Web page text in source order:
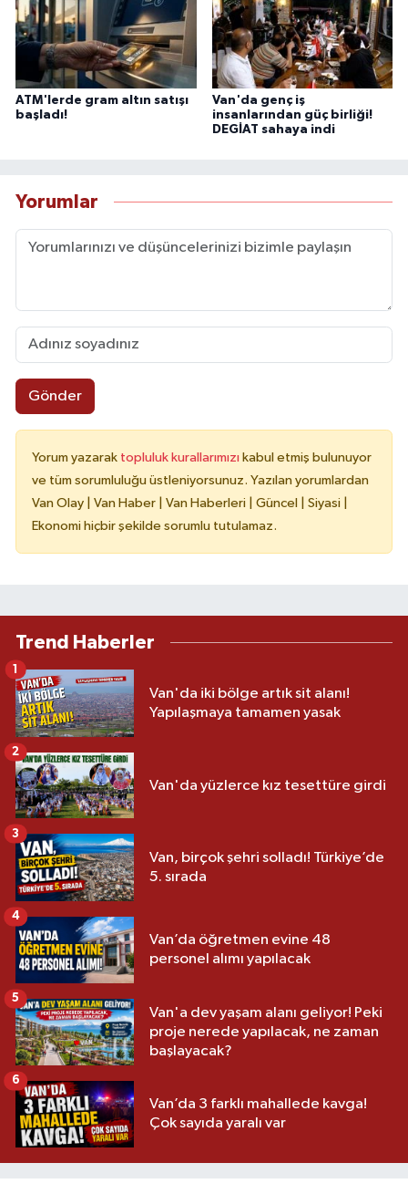
ATM'lerde gram altın satışı
başladı!
Van'da genç iş
insanlarından güç birliği!
DEGİAT sahaya indi
Yorumlar
Gönder
Yorum yazarak topluluk kurallarımızı kabul etmiş bulunuyor
ve tüm sorumluluğu üstleniyorsunuz. Yazılan yorumlardan
Van Olay | Van Haber | Van Haberleri | Güncel | Siyasi |
Ekonomi hiçbir şekilde sorumlu tutulamaz.
Trend Haberler
Van'da iki bölge artık sit alanı!
Yapılaşmaya tamamen yasak
1
Van'da yüzlerce kız tesettüre girdi
2
Van, birçok şehri solladı! Türkiye’de
5. sırada
3
Van’da öğretmen evine 48
personel alımı yapılacak
4
Van'a dev yaşam alanı geliyor! Peki
proje nerede yapılacak, ne zaman
başlayacak?
5
Van’da 3 farklı mahallede kavga!
Çok sayıda yaralı var
6